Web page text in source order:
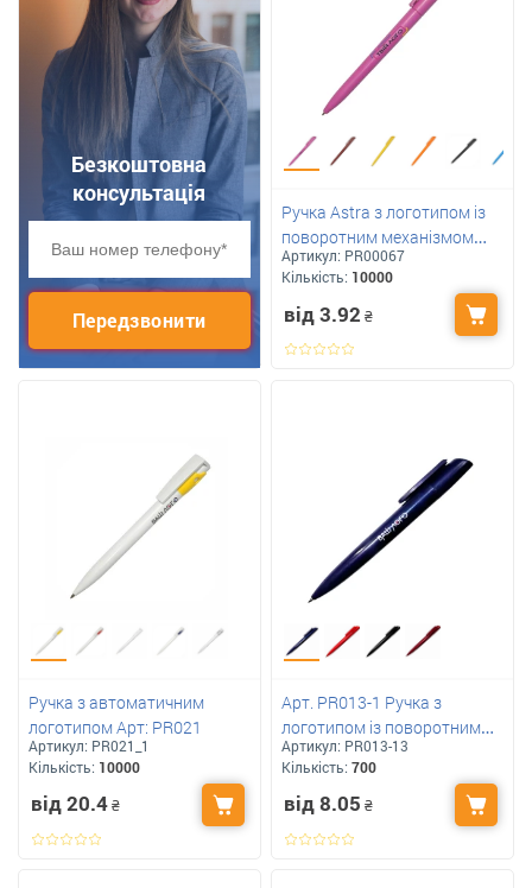
Безкоштовна
консультація
Передзвонити
Ручка Astra з логотипом із
поворотним механізмом
матова Арт: R0006
Артикул: PR00067
Кількість: 10000
від 3.92 ₴
Ручка з автоматичним
логотипом Арт: PR021
Артикул: PR021_1
Кількість: 10000
від 20.4₴
Арт. PR013-1 Ручка з
логотипом із поворотним
механізмом
Артикул: PR013-13
Кількість:700
від 8.05 ₴